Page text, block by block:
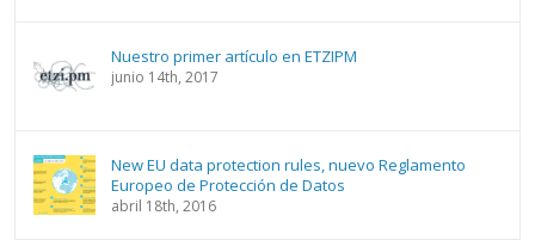
Nuestro primer artículo en ETZIPM
junio 14th, 2017
New EU data protection rules, nuevo Reglamento
Europeo de Protección de Datos
abril 18th, 2016